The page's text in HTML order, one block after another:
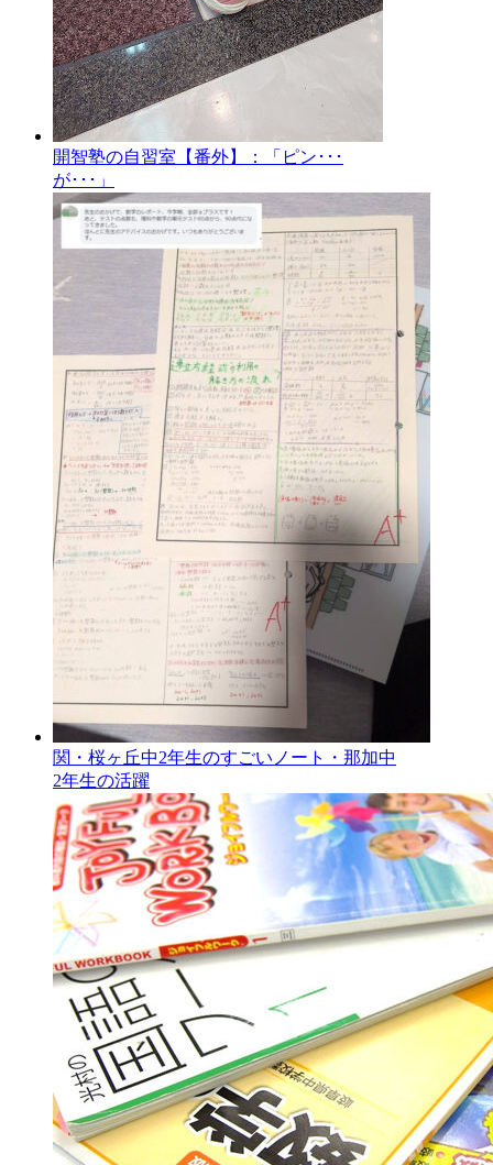
開智塾の自習室【番外】：「ピン･･･
が･･･」
関・桜ヶ丘中2年生のすごいノート・那加中
2年生の活躍